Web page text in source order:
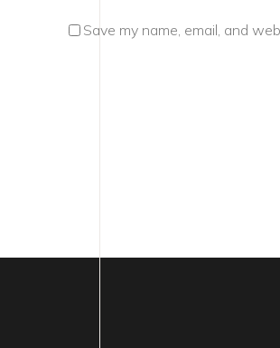
Save my name, email, and